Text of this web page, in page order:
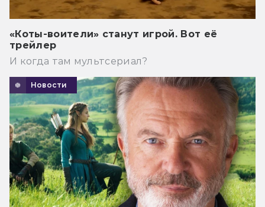
«Коты-воители» станут игрой. Вот её
трейлер
И когда там мультсериал?
Новости